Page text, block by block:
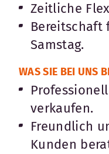
Zeitliche
Bereitschaft
Samstag.
WAS SIE BEI UNS
verkaufen.
Freundlich
Kunden